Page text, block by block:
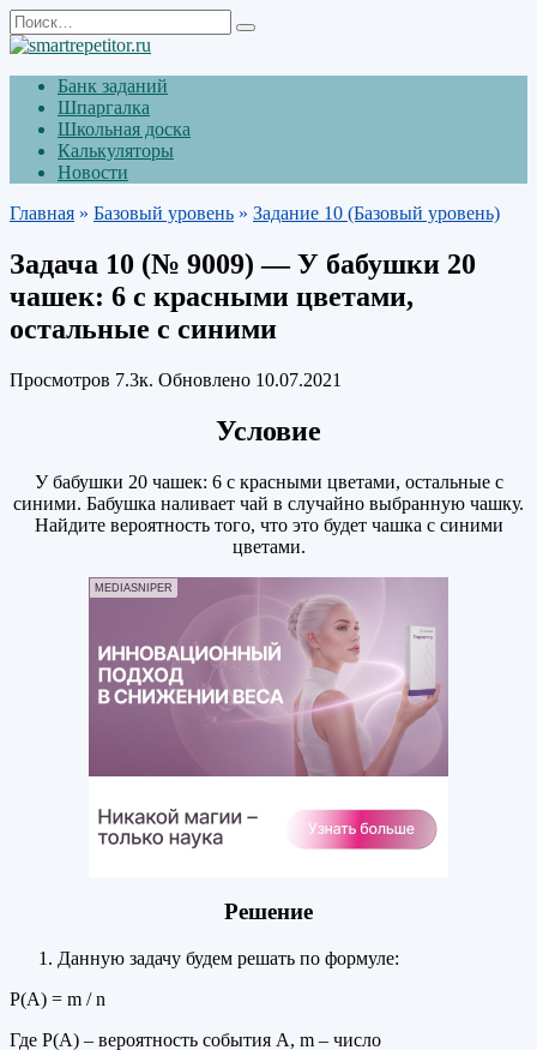
Перейти
к
содержанию
Search
for:
Банк заданий
Шпаргалка
Школьная доска
Калькуляторы
Новости
Главная » Базовый уровень » Задание 10 (Базовый уровень)
Задача 10 (№ 9009) — У бабушки 20
чашек: 6 с красными цветами,
остальные с синими
Просмотров 7.3к. Обновлено 10.07.2021
Условие
У бабушки 20 чашек: 6 с красными цветами, остальные с
синими. Бабушка наливает чай в случайно выбранную чашку.
Найдите вероятность того, что это будет чашка с синими
цветами.
MEDIASNIPER
Решение
Данную задачу будем решать по формуле:
Р(А) = m / n
Где Р(А) – вероятность события А, m – число